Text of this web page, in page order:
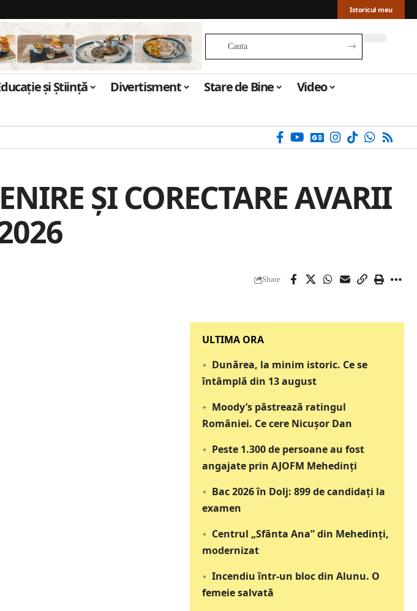
Istoricul meu
și Știință Divertisment Stare de Bine
Video
ȘI CORECTARE AVARII
Share
‎‎‎‎‎‎‎ULTIMA ORA
Dunărea, la minim istoric. Ce se
întâmplă din 13 august
Moody’s păstrează ratingul
României. Ce cere Nicușor Dan
Peste 1.300 de persoane au fost
angajate prin AJOFM Mehedinți
Bac 2026 în Dolj: 899 de candidați la
examen
Centrul „Sfânta Ana” din Mehedinți,
modernizat
Incendiu într-un bloc din Alunu. O
femeie salvată